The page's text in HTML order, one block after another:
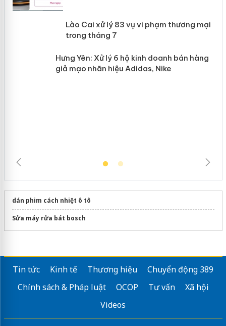
Lào Cai xử lý 83 vụ vi phạm thương
mại trong tháng 7
dán phim cách nhiệt ô tô
Sửa máy rửa bát bosch
Tin tức Kinh tế Thương hiệu
Chuyển động 389
Chính sách & Pháp luật
OCOP Tư vấn
Xã hội
Videos